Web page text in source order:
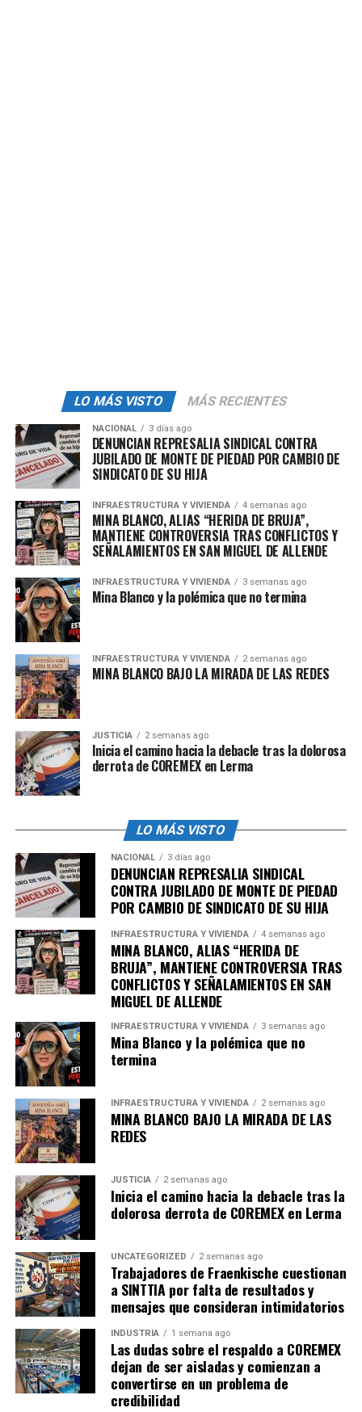
privacidad.
* Transparencia Proactiva: La nueva ley podría obligar a
las entidades gubernamentales a publicar más
información de oficio, sin necesidad de que un ciudadano
la solicite. Esto incluye contratos, salarios de
funcionarios, gastos en publicidad oficial y licitaciones,
de manera clara y en formatos de datos abiertos.
debe tener «dientes». Se espera que la nueva legislación
contemple sanciones más duras y efectivas para los
funcionarios que oculten información, la destruyan o la
entreguen de forma incompleta.
* Lenguaje Ciudadano: Un reto constante es que la
información pública sea comprensible. La iniciativa
podría impulsar que los informes y datos se presenten
en un lenguaje claro y accesible, no en jerga técnica o
burocrática.
* Fortalecimiento del ITEI: La autonomía y capacidad
del Instituto de Transparencia, Información Pública y
Protección de Datos Personales del Estado de Jalisco
(ITEI) es crucial. La ley podría dotarlo de más
herramientas y recursos para hacer cumplir sus
resoluciones.
Un Movimiento Político Estratégico
La presentación de esta iniciativa al inicio de su
mandato es un movimiento político calculado por parte
de Pablo Lemus. Busca establecer un tono de apertura y
rendición de cuentas, construyendo capital político y
confianza ciudadana desde el arranque. Este tipo de
acciones responde a una demanda social cada vez más
fuerte en todo México por gobiernos más honestos y
menos opacos.
La presentación de esta ley es un paso fundamental
para consolidar a Jalisco como un referente de gobierno
abierto y participativo, donde la rendición de cuentas no
es una opción, sino una obligación.
Este proyecto se suma a un contexto de foros y debates
sobre la reforma al Poder Judicial en el estado, lo que
indica un interés más amplio de la nueva administración
por revisar y modernizar las estructuras institucionales
de Jalisco.
Tu Papel como Ciudadano Vigilante
La existencia de una ley, por muy avanzada que sea, no
garantiza la transparencia por sí sola. El verdadero
LO MÁS VISTO MÁS RECIENTES
NACIONAL 3 días ago
DENUNCIAN REPRESALIA SINDICAL CONTRA
JUBILADO DE MONTE DE PIEDAD POR CAMBIO DE
SINDICATO DE SU HIJA
INFRAESTRUCTURA Y VIVIENDA 4 semanas ago
MINA BLANCO, ALIAS “HERIDA DE BRUJA”,
MANTIENE CONTROVERSIA TRAS CONFLICTOS Y
SEÑALAMIENTOS EN SAN MIGUEL DE ALLENDE
INFRAESTRUCTURA Y VIVIENDA 3 semanas ago
Mina Blanco y la polémica que no termina
INFRAESTRUCTURA Y VIVIENDA 2 semanas ago
MINA BLANCO BAJO LA MIRADA DE LAS REDES
JUSTICIA 2 semanas ago
Inicia el camino hacia la debacle tras la dolorosa
derrota de COREMEX en Lerma
LO MÁS VISTO
NACIONAL 3 días ago
DENUNCIAN REPRESALIA SINDICAL
CONTRA JUBILADO DE MONTE DE PIEDAD
POR CAMBIO DE SINDICATO DE SU HIJA
INFRAESTRUCTURA Y VIVIENDA 4 semanas ago
MINA BLANCO, ALIAS “HERIDA DE
BRUJA”, MANTIENE CONTROVERSIA TRAS
CONFLICTOS Y SEÑALAMIENTOS EN SAN
MIGUEL DE ALLENDE
INFRAESTRUCTURA Y VIVIENDA 3 semanas ago
Mina Blanco y la polémica que no
termina
INFRAESTRUCTURA Y VIVIENDA 2 semanas ago
MINA BLANCO BAJO LA MIRADA DE LAS
REDES
JUSTICIA 2 semanas ago
Inicia el camino hacia la debacle tras la
dolorosa derrota de COREMEX en Lerma
UNCATEGORIZED 2 semanas ago
Trabajadores de Fraenkische cuestionan
a SINTTIA por falta de resultados y
mensajes que consideran intimidatorios
INDUSTRIA 1 semana ago
Las dudas sobre el respaldo a COREMEX
dejan de ser aisladas y comienzan a
convertirse en un problema de
credibilidad